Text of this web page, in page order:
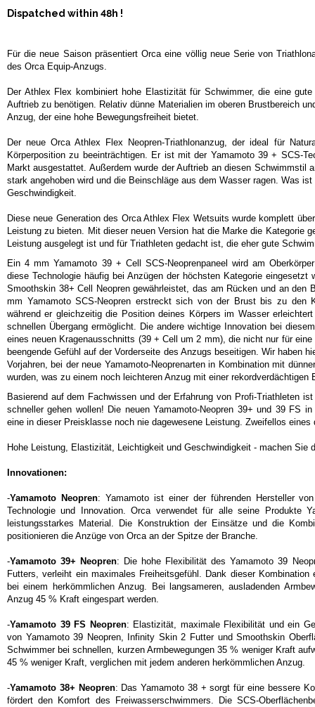
Dispatched within 48h !
Für die neue Saison präsentiert Orca eine völlig neue Serie von
des Orca Equip-Anzugs.
Der Athlex Flex kombiniert hohe Elastizität für Schwimmer, die eine
Auftrieb zu benötigen. Relativ dünne Materialien im oberen Brustbereich
Anzug, der eine hohe Bewegungsfreiheit bietet.
Der neue Orca Athlex Flex Neopren-Triathlonanzug, der ideal für
Körperposition zu beeinträchtigen. Er ist mit der Yamamoto 39 + SCS-
Markt ausgestattet. Außerdem wurde der Auftrieb an diesen Schwimmstil
stark angehoben wird und die Beinschläge aus dem Wasser ragen. Was
Geschwindigkeit.
Diese neue Generation des Orca Athlex Flex Wetsuits wurde komplett
Leistung zu bieten. Mit dieser neuen Version hat die Marke die Kategorie
Leistung ausgelegt ist und für Triathleten gedacht ist, die eher gute
Ein 4 mm Yamamoto 39 + Cell SCS-Neoprenpaneel wird am
diese Technologie häufig bei Anzügen der höchsten Kategorie
Smoothskin 38+ Cell Neopren gewährleistet, das am Rücken und an
mm Yamamoto SCS-Neopren erstreckt sich von der Brust bis zu den
während er gleichzeitig die Position deines Körpers im Wasser
schnellen Übergang ermöglicht. Die andere wichtige Innovation bei
eines neuen Kragenausschnitts (39 + Cell um 2 mm), die nicht nur für
beengende Gefühl auf der Vorderseite des Anzugs beseitigen. Wir haben
Vorjahren, bei der neue Yamamoto-Neoprenarten in Kombination mit
wurden, was zu einem noch leichteren Anzug mit einer rekordverdächtigen
Basierend auf dem Fachwissen und der Erfahrung von Profi-Triathleten
schneller gehen wollen! Die neuen Yamamoto-Neopren 39+ und 39 FS
eine in dieser Preisklasse noch nie dagewesene Leistung. Zweifellos
Hohe Leistung, Elastizität, Leichtigkeit und Geschwindigkeit - machen
Innovationen:
-Yamamoto Neopren: Yamamoto ist einer der führenden Hersteller
Technologie und Innovation. Orca verwendet für alle seine Produkte
leistungsstarkes Material. Die Konstruktion der Einsätze und die
positionieren die Anzüge von Orca an der Spitze der Branche.
-Yamamoto 39+ Neopren: Die hohe Flexibilität des Yamamoto 39
Futters, verleiht ein maximales Freiheitsgefühl. Dank dieser
bei einem herkömmlichen Anzug. Bei langsameren, ausladenden
Anzug 45 % Kraft eingespart werden.
-Yamamoto 39 FS Neopren: Elastizität, maximale Flexibilität und ein
von Yamamoto 39 Neopren, Infinity Skin 2 Futter und Smoothskin
Schwimmer bei schnellen, kurzen Armbewegungen 35 % weniger Kraft
45 % weniger Kraft, verglichen mit jedem anderen herkömmlichen Anzug.
-Yamamoto 38+ Neopren: Das Yamamoto 38 + sorgt für eine bessere
fördert den Komfort des Freiwasserschwimmers. Die SCS-